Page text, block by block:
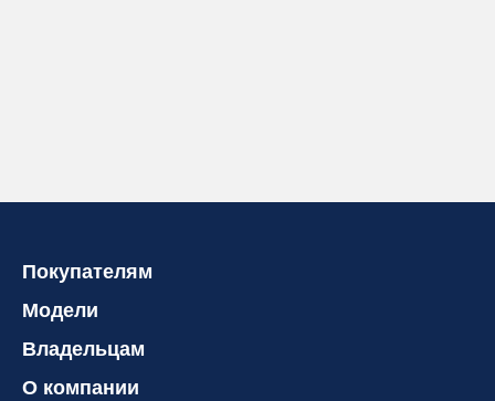
Покупателям
Модели
Владельцам
О компании